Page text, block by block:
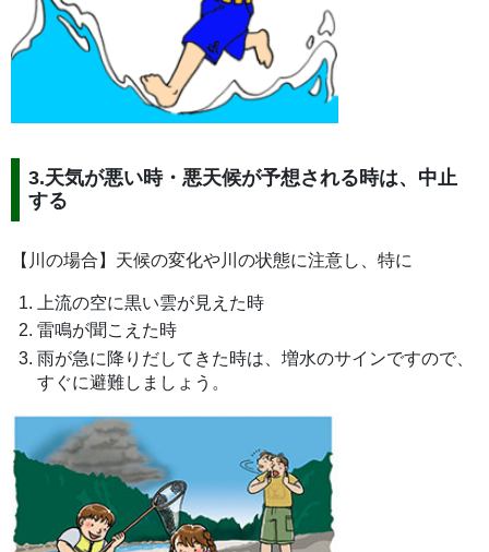
3.天気が悪い時・悪天候が予想される時は、中止
する
【川の場合】天候の変化や川の状態に注意し、特に
上流の空に黒い雲が見えた時
雷鳴が聞こえた時
雨が急に降りだしてきた時は、増水のサインですので、
すぐに避難しましょう。